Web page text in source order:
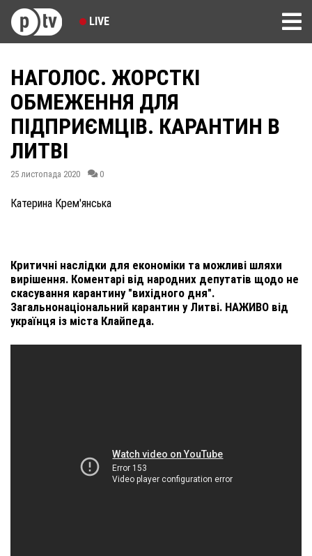
LIVE
НАГОЛОС. ЖОРСТКІ
ОБМЕЖЕННЯ ДЛЯ
ПІДПРИЄМЦІВ. КАРАНТИН В
ЛИТВІ
25 листопада 2020 0
Катерина Крем'янська
Критичні наслідки для економіки та можливі шляхи
вирішення. Коментарі від народних депутатів щодо не
скасування карантину "вихідного дня".
Загальнонаціональний карантин у Литві. НАЖИВО від
українця із міста Клайпеда.